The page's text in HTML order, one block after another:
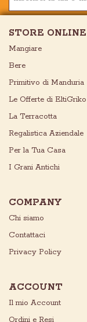
STORE ONLINE
Mangiare
Bere
Primitivo di Manduria
Le Offerte di EltiGriko
La Terracotta
Regalistica Aziendale
Per la Tua Casa
I Grani Antichi
COMPANY
Chi siamo
Contattaci
Privacy Policy
ACCOUNT
Il mio Account